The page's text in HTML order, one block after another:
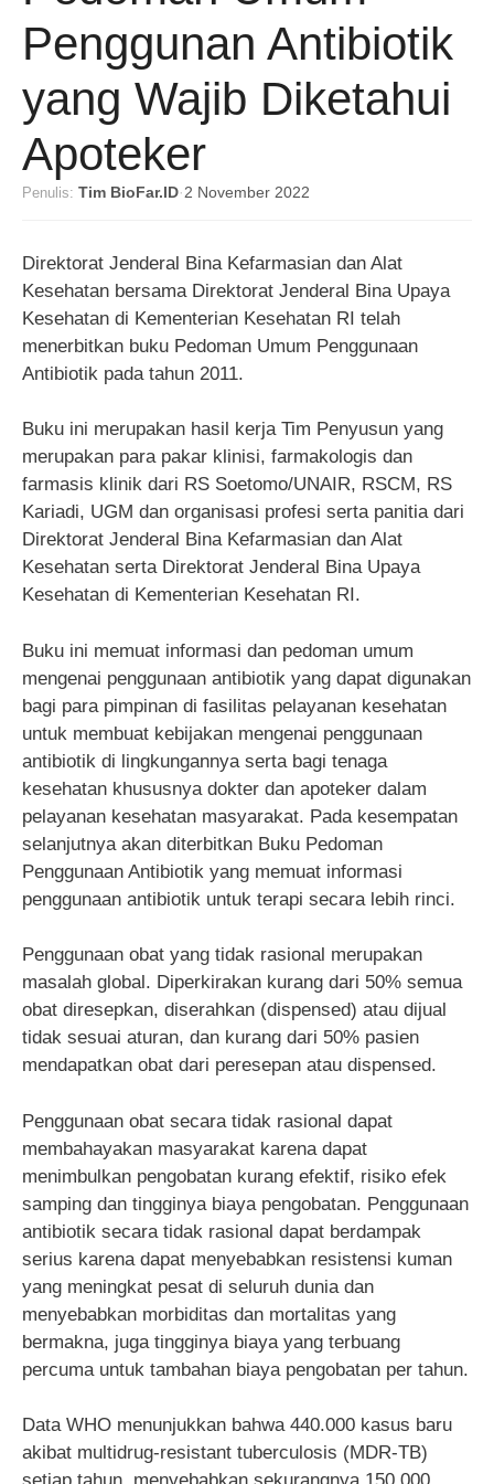
Penggunan Antibiotik
yang Wajib Diketahui
Apoteker
Penulis: Tim BioFar.ID· 2 November 2022
Direktorat Jenderal Bina Kefarmasian dan Alat
Kesehatan bersama Direktorat Jenderal Bina Upaya
Kesehatan di Kementerian Kesehatan RI telah
menerbitkan buku Pedoman Umum Penggunaan
Antibiotik pada tahun 2011.
Buku ini merupakan hasil kerja Tim Penyusun yang
merupakan para pakar klinisi, farmakologis dan
farmasis klinik dari RS Soetomo/UNAIR, RSCM, RS
Kariadi, UGM dan organisasi profesi serta panitia dari
Direktorat Jenderal Bina Kefarmasian dan Alat
Kesehatan serta Direktorat Jenderal Bina Upaya
Kesehatan di Kementerian Kesehatan RI.
Buku ini memuat informasi dan pedoman umum
mengenai penggunaan antibiotik yang dapat digunakan
bagi para pimpinan di fasilitas pelayanan kesehatan
untuk membuat kebijakan mengenai penggunaan
antibiotik di lingkungannya serta bagi tenaga
kesehatan khususnya dokter dan apoteker dalam
pelayanan kesehatan masyarakat. Pada kesempatan
selanjutnya akan diterbitkan Buku Pedoman
Penggunaan Antibiotik yang memuat informasi
penggunaan antibiotik untuk terapi secara lebih rinci.
Penggunaan obat yang tidak rasional merupakan
masalah global. Diperkirakan kurang dari 50% semua
obat diresepkan, diserahkan (dispensed) atau dijual
tidak sesuai aturan, dan kurang dari 50% pasien
mendapatkan obat dari peresepan atau dispensed.
Penggunaan obat secara tidak rasional dapat
membahayakan masyarakat karena dapat
menimbulkan pengobatan kurang efektif, risiko efek
samping dan tingginya biaya pengobatan. Penggunaan
antibiotik secara tidak rasional dapat berdampak
serius karena dapat menyebabkan resistensi kuman
yang meningkat pesat di seluruh dunia dan
menyebabkan morbiditas dan mortalitas yang
bermakna, juga tingginya biaya yang terbuang
percuma untuk tambahan biaya pengobatan per tahun.
Data WHO menunjukkan bahwa 440.000 kasus baru
akibat multidrug-resistant tuberculosis (MDR-TB)